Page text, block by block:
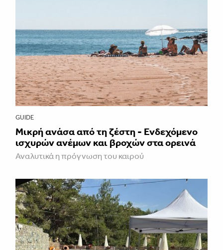
GUIDE
Μικρή ανάσα από τη ζέστη - Ενδεχόμενο
ισχυρών ανέμων και βροχών στα ορεινά
Αναλυτικά η πρόγνωση του καιρού